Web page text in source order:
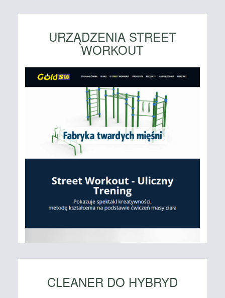
URZĄDZENIA STREET
WORKOUT
CLEANER DO HYBRYD